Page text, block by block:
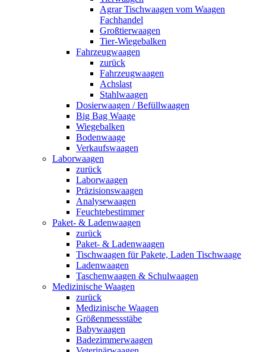
Agrar Tischwaagen vom Waagen
Fachhandel
Großtierwaagen
Tier-Wiegebalken
Fahrzeugwaagen
zurück
Fahrzeugwaagen
Achslast
Stahlwaagen
Dosierwaagen / Befüllwaagen
Big Bag Waage
Wiegebalken
Bodenwaage
Verkaufswaagen
Laborwaagen
zurück
Laborwaagen
Präzisionswaagen
Analysewaagen
Feuchtebestimmer
Paket- & Ladenwaagen
zurück
Paket- & Ladenwaagen
Tischwaagen für Pakete, Laden Tischwaage
Ladenwaagen
Taschenwaagen & Schulwaagen
Medizinische Waagen
zurück
Medizinische Waagen
Größenmessstäbe
Babywaagen
Badezimmerwaagen